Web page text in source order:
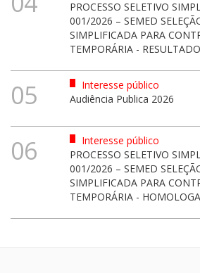
PROCESSO SELETIVO
001/2026 – SEMED
SIMPLIFICADA PARA
TEMPORÁRIA -
05
Interesse público
Audiência Publica 2026
06
Interesse público
PROCESSO SELETIVO
001/2026 – SEMED
SIMPLIFICADA PARA
TEMPORÁRIA -